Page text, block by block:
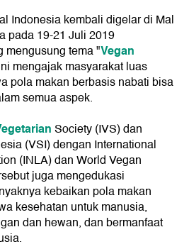
Indonesia kembali digelar di Mal
pada 19-21 Juli 2019
mengusung tema "Vegan
mengajak masyarakat luas
pola makan berbasis nabati bisa
semua aspek.
Society (IVS) dan
(VSI) dengan International
(INLA) dan World Vegan
juga mengedukasi
kebaikan pola makan
kesehatan untuk manusia,
dan hewan, dan bermanfaat